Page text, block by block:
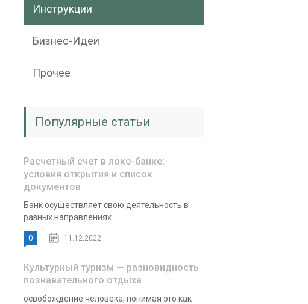
Инструкции
Бизнес-Идеи
Прочее
Популярные статьи
Расчетный счет в локо-банке:
условия открытия и список
документов
Банк осуществляет свою деятельность в
разных направлениях.
0 11.12.2022
Культурный туризм — разновидность
познавательного отдыха
освобождение человека, понимая это как